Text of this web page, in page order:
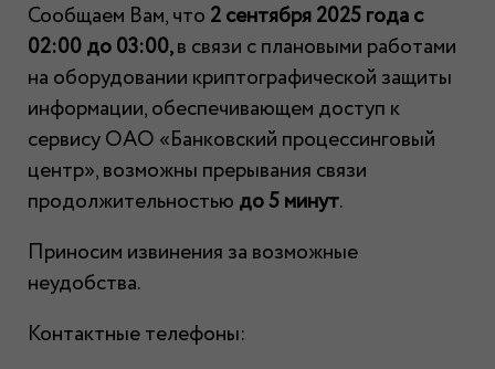
Сообщаем Вам, что 2 сентября 2025 года с
02:00 до 03:00,в связи с плановыми работами
на оборудовании криптографической защиты
информации, обеспечивающем доступ к
сервису ОАО «Банковский процессинговый
центр», возможны прерывания связи
продолжительностью до 5 минут.
Приносим извинения за возможные
неудобства.
Контактные телефоны: